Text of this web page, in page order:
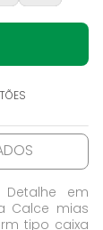
Detalhe em
Calce mias
tipo caixa